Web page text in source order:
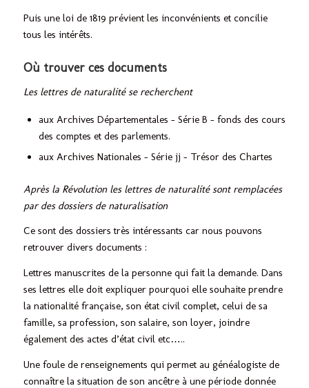
Puis une loi de 1819 prévient les inconvénients et concilie
tous les intérêts.
Où trouver ces documents
Les lettres de naturalité se recherchent
aux Archives Départementales – Série B – fonds des cours
des comptes et des parlements.
aux Archives Nationales – Série jj – Trésor des Chartes
Après la Révolution les lettres de naturalité sont remplacées
par des dossiers de naturalisation
Ce sont des dossiers très intéressants car nous pouvons
retrouver divers documents :
Lettres manuscrites de la personne qui fait la demande. Dans
ses lettres elle doit expliquer pourquoi elle souhaite prendre
la nationalité française, son état civil complet, celui de sa
famille, sa profession, son salaire, son loyer, joindre
également des actes d’état civil etc…..
Une foule de renseignements qui permet au généalogiste de
connaître la situation de son ancêtre à une période donnée